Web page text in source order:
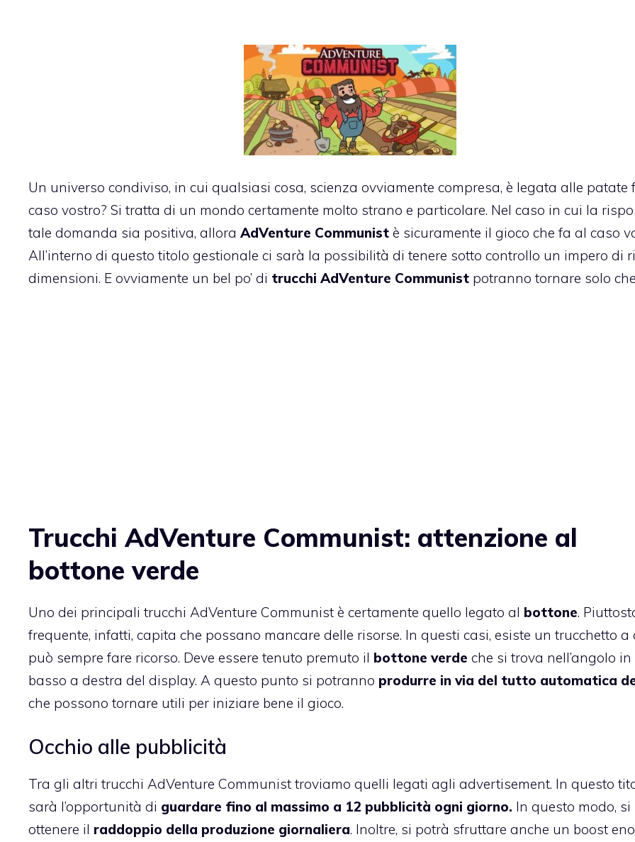
Un universo condiviso, in cui qualsiasi cosa, scienza ovviamente compresa, è legata alle patate
caso vostro? Si tratta di un mondo certamente molto strano e particolare. Nel caso in cui la
tale domanda sia positiva, allora AdVenture Communist è sicuramente il gioco che fa al caso
All’interno di questo titolo gestionale ci sarà la possibilità di tenere sotto controllo un impero di
dimensioni. E ovviamente un bel po’ di trucchi AdVenture Communist potranno tornare solo
Trucchi AdVenture Communist: attenzione al
bottone verde
Uno dei principali trucchi AdVenture Communist è certamente quello legato al bottone.
frequente, infatti, capita che possano mancare delle risorse. In questi casi, esiste un trucchetto a
può sempre fare ricorso. Deve essere tenuto premuto il bottone verde che si trova nell’angolo in
basso a destra del display. A questo punto si potranno produrre in via del tutto automatica
che possono tornare utili per iniziare bene il gioco.
Occhio alle pubblicità
Tra gli altri trucchi AdVenture Communist troviamo quelli legati agli advertisement. In questo
sarà l’opportunità di guardare fino al massimo a 12 pubblicità ogni giorno. In questo modo,
ottenere il raddoppio della produzione giornaliera. Inoltre, si potrà sfruttare anche un boost